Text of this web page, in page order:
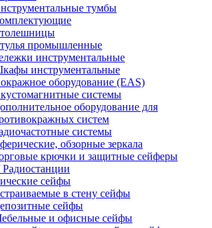
тумбы
промышленные
инструментальные
инструментальные
оборудование (EAS)
системы
оборудование для
систем
системы
обзорные зеркала
крючки и защитные сейферы
сейфы
в стену сейфы
сейфы
и офисные сейфы